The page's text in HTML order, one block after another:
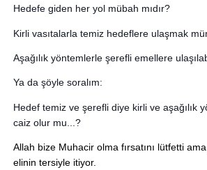
Hedefe giden her yol mübah mıdır?
Kirli vasıtalarla temiz hedeflere ulaşmak
Aşağılık yöntemlerle şerefli emellere
Ya da şöyle soralım:
Hedef temiz ve şerefli diye kirli ve aşağılık
caiz olur mu...?
Allah bize Muhacir olma fırsatını lütfetti
elinin tersiyle itiyor.